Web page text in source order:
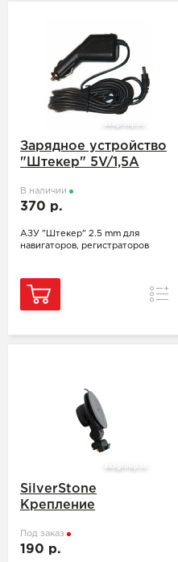
Зарядное устройство
"Штекер" 5V/1,5A
В наличии
370 р.
АЗУ "Штекер" 2.5 mm для
навигаторов, регистраторов
SilverStone
Крепление
Под заказ
190 р.